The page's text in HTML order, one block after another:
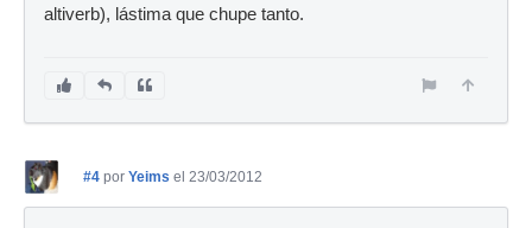
altiverb), lástima que chupe tanto.
#4 por Yeims el 23/03/2012